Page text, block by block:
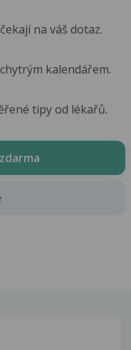
na váš dotaz.
kalendářem.
tipy od lékařů.